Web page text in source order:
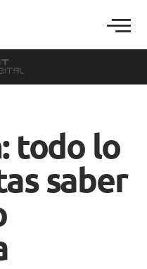
todo lo
saber